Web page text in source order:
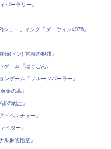
パーラリー』
シューティング『ダーウィン4078』
領(ドン) 首相の犯罪』
ゲーム『ばぐごん』
ンゲーム『フルーツパーラー』
金の墓』
の戦士』
ドベンチャー』
イター』
ル麻雀悟空』